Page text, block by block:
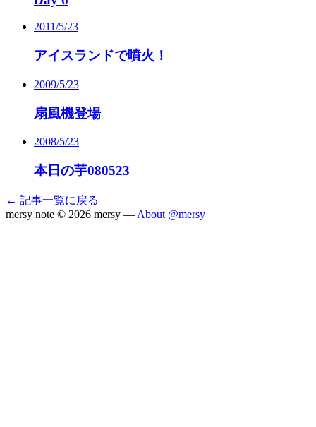
2011/5/23
アイスランドで噴火！
2009/5/23
扇風機登場
2008/5/23
本日の芋080523
← 記事一覧に戻る
mersy note © 2026 mersy — About @mersy